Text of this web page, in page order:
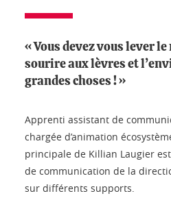
« Vous devez vous lever
sourire aux lèvres et
grandes choses ! »
Apprenti assistant de
chargée d’animation
principale de Killian Laugier
de communication de la
sur différents supports.